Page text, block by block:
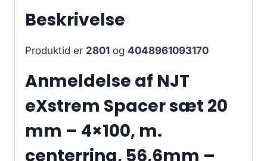
Beskrivelse
Produktid er 2801 og 4048961093170
Anmeldelse af NJT
eXstrem Spacer sæt 20
mm – 4×100, m.
centerring, 56,6mm –